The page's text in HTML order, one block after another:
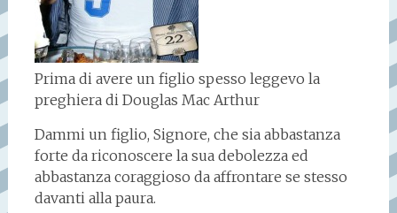
Prima di avere un figlio spesso leggevo la
preghiera di Douglas Mac Arthur
Dammi un figlio, Signore, che sia abbastanza
forte da riconoscere la sua debolezza ed
abbastanza coraggioso da affrontare se stesso
davanti alla paura.